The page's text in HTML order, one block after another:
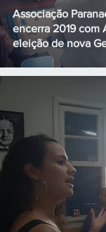
Associação
encerra 2019 com
eleição de nova